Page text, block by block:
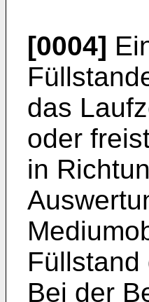
[0004]
das
oder
in
Füllstand
Bei der